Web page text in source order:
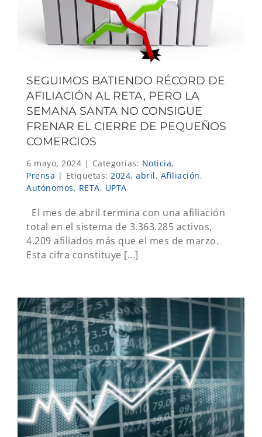
SEGUIMOS BATIENDO RÉCORD DE
AFILIACIÓN AL RETA, PERO LA
SEMANA SANTA NO CONSIGUE
FRENAR EL CIERRE DE PEQUEÑOS
COMERCIOS
6 mayo, 2024 | Categorías: Noticia,
Prensa | Etiquetas: 2024, abril, Afiliación,
Autónomos, RETA, UPTA
El mes de abril termina con una afiliación
total en el sistema de 3.363.285 activos,
4.209 afiliados más que el mes de marzo.
Esta cifra constituye [...]